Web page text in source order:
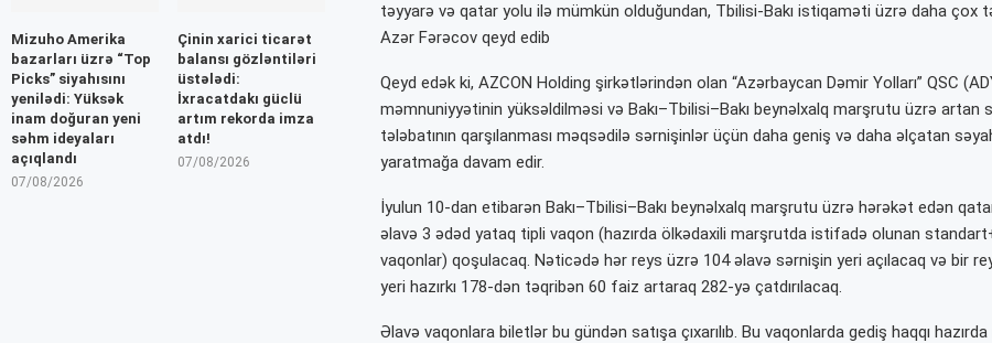
təyyarə və qatar yolu ilə mümkün olduğundan, Tbilisi-Bakı istiqaməti üzrə daha çox
Azər Fərəcov qeyd edib
Qeyd edək ki, AZCON Holding şirkətlərindən olan “Azərbaycan Dəmir Yolları” QSC
məmnuniyyətinin yüksəldilməsi və Bakı–Tbilisi–Bakı beynəlxalq marşrutu üzrə artan
tələbatının qarşılanması məqsədilə sərnişinlər üçün daha geniş və daha əlçatan
yaratmağa davam edir.
İyulun 10-dan etibarən Bakı–Tbilisi–Bakı beynəlxalq marşrutu üzrə hərəkət edən
əlavə 3 ədəd yataq tipli vaqon (hazırda ölkədaxili marşrutda istifadə olunan
vaqonlar) qoşulacaq. Nəticədə hər reys üzrə 104 əlavə sərnişin yeri açılacaq və bir
yeri hazırkı 178-dən təqribən 60 faiz artaraq 282-yə çatdırılacaq.
Əlavə vaqonlara biletlər bu gündən satışa çıxarılıb. Bu vaqonlarda gediş haqqı
Mizuho Amerika
bazarları üzrə “Top
Picks” siyahısını
yenilədi: Yüksək
inam doğuran yeni
səhm ideyaları
açıqlandı
07/08/2026
Çinin xarici ticarət
balansı gözləntiləri
üstələdi:
İxracatdakı güclü
artım rekorda imza
atdı!
07/08/2026